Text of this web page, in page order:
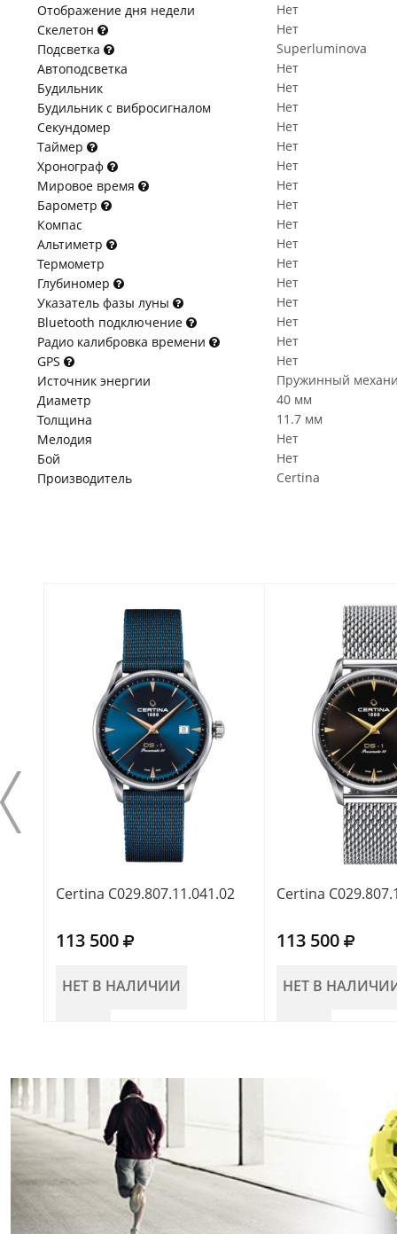
Отображение дня недели
Нет
Скелетон
Нет
Подсветка
Superluminova
Автоподсветка
Нет
Будильник
Нет
Будильник с вибросигналом
Нет
Секундомер
Нет
Таймер
Нет
Хронограф
Нет
Мировое время
Нет
Барометр
Нет
Компас
Нет
Альтиметр
Нет
Термометр
Нет
Глубиномер
Нет
Указатель фазы луны
Нет
Bluetooth подключение
Нет
Радио калибровка времени
Нет
GPS
Нет
Источник энергии
Пружинный
Диаметр
40 мм
Толщина
11.7 мм
Мелодия
Нет
Бой
Нет
Производитель
Certina
Certina C029.807.11.041.02
113 500
НЕТ В НАЛИЧИИ
Certina
113 500
НЕТ В